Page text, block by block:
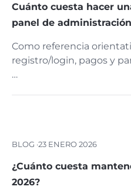
Cuánto cuesta hacer
panel de
Como referencia
registro/login, pagos y
…
BLOG ·23 ENERO 2026
¿Cuánto cuesta
2026?